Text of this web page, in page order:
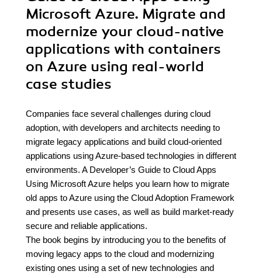
Microsoft Azure. Migrate and
modernize your cloud-native
applications with containers
on Azure using real-world
case studies
Companies face several challenges during cloud
adoption, with developers and architects needing to
migrate legacy applications and build cloud-oriented
applications using Azure-based technologies in different
environments. A Developer’s Guide to Cloud Apps
Using Microsoft Azure helps you learn how to migrate
old apps to Azure using the Cloud Adoption Framework
and presents use cases, as well as build market-ready
secure and reliable applications.
The book begins by introducing you to the benefits of
moving legacy apps to the cloud and modernizing
existing ones using a set of new technologies and